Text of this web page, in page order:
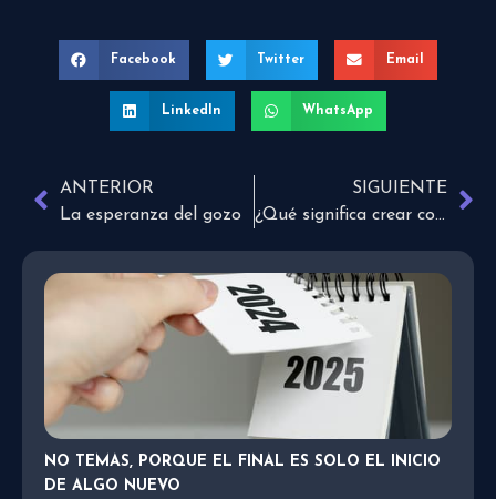
Facebook Twitter Email
LinkedIn WhatsApp
ANTERIOR
La esperanza del gozo
SIGUIENTE
¿Qué significa crear contenido cristiano?
NO TEMAS, PORQUE EL FINAL ES SOLO EL INICIO
DE ALGO NUEVO